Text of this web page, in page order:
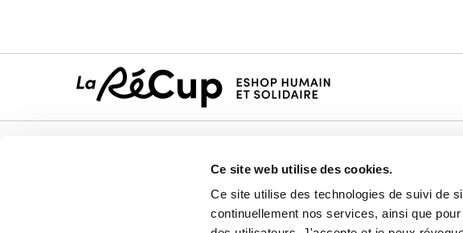
Ce site web utilise des cookies.
Ce site utilise des technologies de suivi de
continuellement nos services, ainsi que
Nos membres vendeurs
Notre modèle coopératif
Mode
Électro
Bricolage & Matériaux